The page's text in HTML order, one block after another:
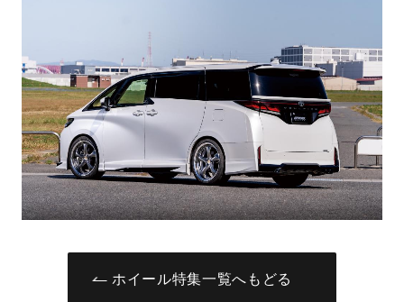
ホイール特集一覧へもどる